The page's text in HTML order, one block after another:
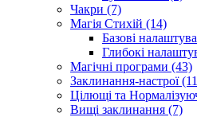
Чакри (7)
Магія Стихій (14)
Базові
Глибокі
Магічні програми (43)
Заклинання-настрої
Цілющі та
Вищі заклинання (7)